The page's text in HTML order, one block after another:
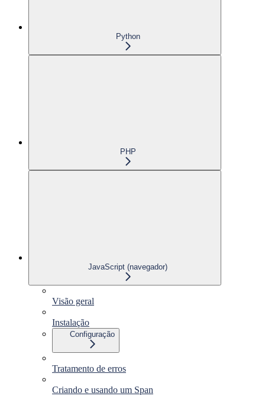
Python
PHP
JavaScript (navegador)
Visão geral
Instalação
Configuração
Tratamento de erros
Criando e usando um Span